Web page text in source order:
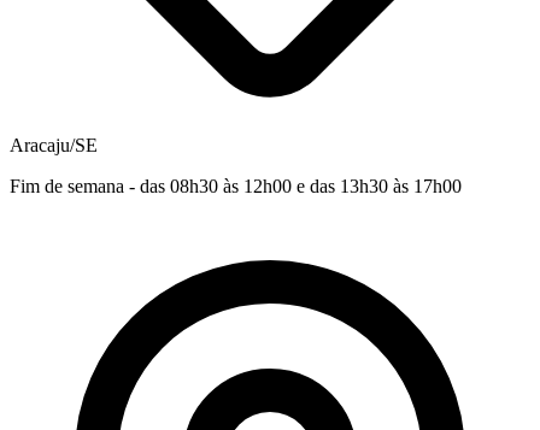
Aracaju/SE
Fim de semana - das 08h30 às 12h00 e das 13h30 às 17h00